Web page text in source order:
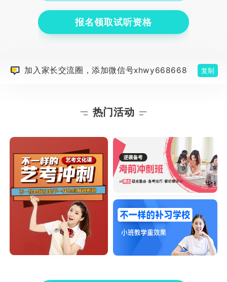
报名领取试听资格
加入家长交流圈，添加微信号xhwy668668 复制
热门活动